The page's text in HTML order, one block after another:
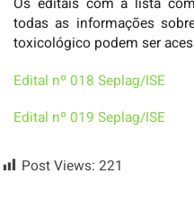
Os editais com a lista
todas as informações
toxicológico podem ser
Edital nº 018 Seplag/ISE
Edital nº 019 Seplag/ISE
Post Views: 221